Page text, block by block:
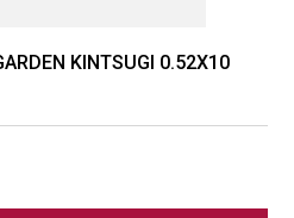
KINTSUGI 0.52X10